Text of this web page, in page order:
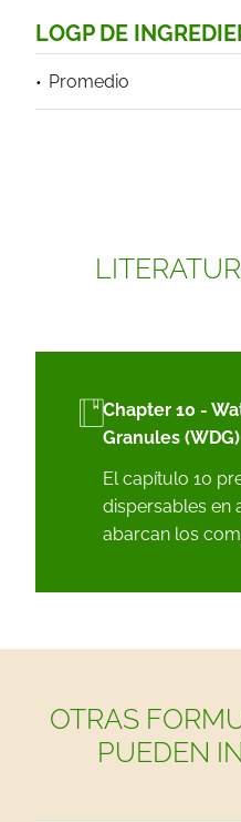
LOGP DE
Promedio
Chapter 10 -
Granules (WDG)
El capítulo 10
dispersables en
abarcan los
OTRAS
PUEDEN